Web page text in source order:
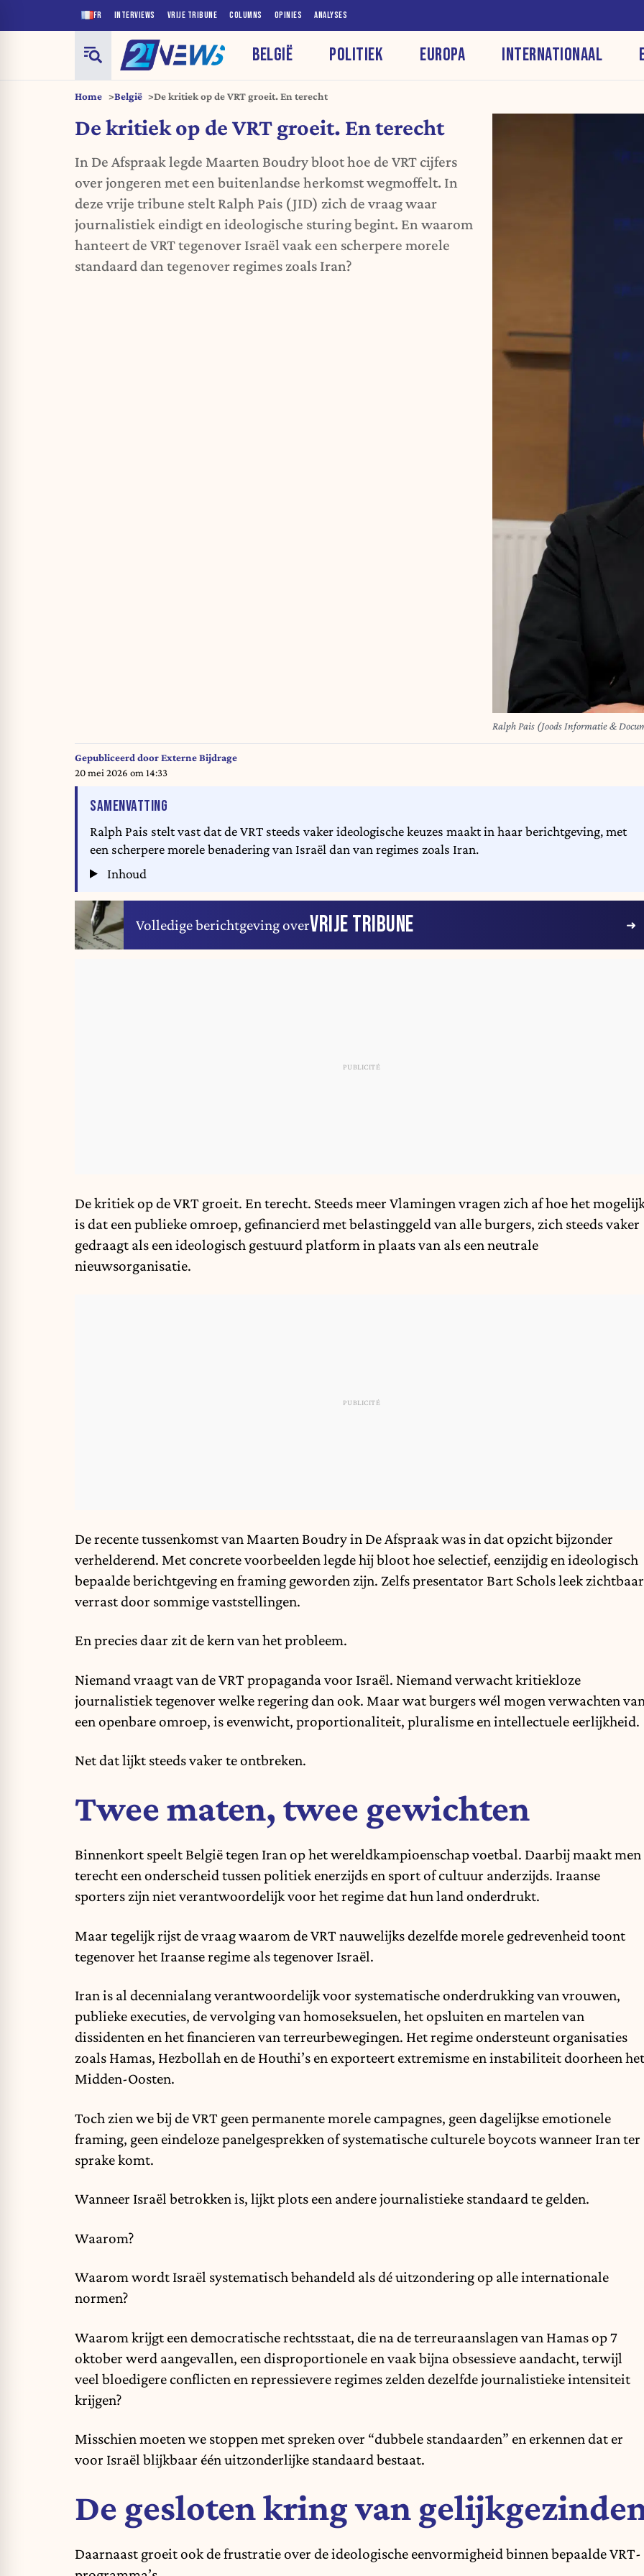
FR INTERVIEWS VRIJE TRIBUNE COLUMNS OPINIES ANALYSES
BELGIË POLITIEK EUROPA INTERNATIONAAL
Home België De kritiek op de VRT groeit. En terecht
De kritiek op de VRT groeit. En terecht
In De Afspraak legde Maarten Boudry bloot hoe de VRT cijfers
over jongeren met een buitenlandse herkomst wegmoffelt. In
deze vrije tribune stelt Ralph Pais (JID) zich de vraag waar
journalistiek eindigt en ideologische sturing begint. En waarom
hanteert de VRT tegenover Israël vaak een scherpere morele
standaard dan tegenover regimes zoals Iran?
Ralph Pais (Joods Informatie &
Gepubliceerd doorExterne Bijdrage
20 mei 2026 om 14:33
SAMENVATTING
Ralph Pais stelt vast dat de VRT steeds vaker ideologische keuzes maakt in haar berichtgeving, met
een scherpere morele benadering van Israël dan van regimes zoals Iran.
Inhoud
Volledige berichtgeving overVRIJE TRIBUNE
De kritiek op de VRT groeit. En terecht. Steeds meer Vlamingen vragen zich af hoe het
is dat een publieke omroep, gefinancierd met belastinggeld van alle burgers, zich steeds vaker
gedraagt als een ideologisch gestuurd platform in plaats van als een neutrale
nieuwsorganisatie.
De recente tussenkomst van Maarten Boudry in De Afspraakwas in dat opzicht bijzonder
verhelderend. Met concrete voorbeelden legde hij bloot hoe selectief, eenzijdig en ideologisch
bepaalde berichtgeving en framing geworden zijn. Zelfs presentator Bart Schols leek zichtbaar
verrast door sommige vaststellingen.
En precies daar zit de kern van het probleem.
Niemand vraagt van de VRT propaganda voor Israël. Niemand verwacht kritiekloze
journalistiek tegenover welke regering dan ook. Maar wat burgers wél mogen verwachten
een openbare omroep, is evenwicht, proportionaliteit, pluralisme en intellectuele eerlijkheid.
Net dat lijkt steeds vaker te ontbreken.
Twee maten, twee gewichten
Binnenkort speelt België tegen Iran op het wereldkampioenschap voetbal. Daarbij maakt men
terecht een onderscheid tussen politiek enerzijds en sport of cultuur anderzijds. Iraanse
sporters zijn niet verantwoordelijk voor het regime dat hun land onderdrukt.
Maar tegelijk rijst de vraag waarom de VRT nauwelijks dezelfde morele gedrevenheid toont
tegenover het Iraanse regime als tegenover Israël.
Iran is al decennialang verantwoordelijk voor systematische onderdrukking van vrouwen,
publieke executies, de vervolging van homoseksuelen, het opsluiten en martelen van
dissidenten en het financieren van terreurbewegingen. Het regime ondersteunt organisaties
zoals Hamas, Hezbollah en de Houthi’s en exporteert extremisme en instabiliteit doorheen het
Midden-Oosten.
Toch zien we bij de VRT geen permanente morele campagnes, geen dagelijkse emotionele
framing, geen eindeloze panelgesprekken of systematische culturele boycots wanneer Iran ter
sprake komt.
Wanneer Israël betrokken is, lijkt plots een andere journalistieke standaard te gelden.
Waarom?
Waarom wordt Israël systematisch behandeld als dé uitzondering op alle internationale
normen?
Waarom krijgt een democratische rechtsstaat, die na de terreuraanslagen van Hamas op 7
oktober werd aangevallen, een disproportionele en vaak bijna obsessieve aandacht, terwijl
veel bloedigere conflicten en repressievere regimes zelden dezelfde journalistieke intensiteit
krijgen?
Misschien moeten we stoppen met spreken over “dubbele standaarden” en erkennen dat er
voor Israël blijkbaar één uitzonderlijke standaard bestaat.
De gesloten kring van
Daarnaast groeit ook de frustratie over de ideologische eenvormigheid binnen bepaalde VRT-